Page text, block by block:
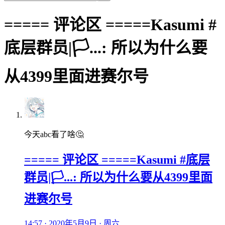
===== 评论区 =====Kasumi #
底层群员|🏳️...: 所以为什么要
从4399里面进赛尔号
今天abc看了啥🤔
===== 评论区 =====Kasumi #底层
群员|🏳️...: 所以为什么要从4399里面
进赛尔号
14:57 · 2020年5月9日 · 周六